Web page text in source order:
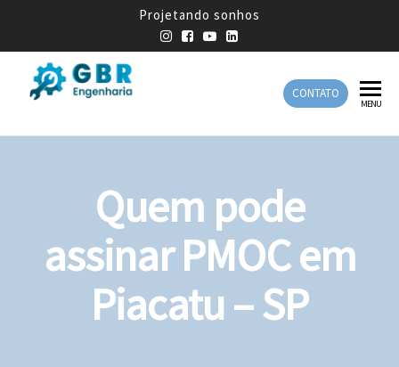
Projetando sonhos
Engenharia
Engenharia
CONTATO
MENU
Quem pode
assinar PMOC em
Piacatu – SP